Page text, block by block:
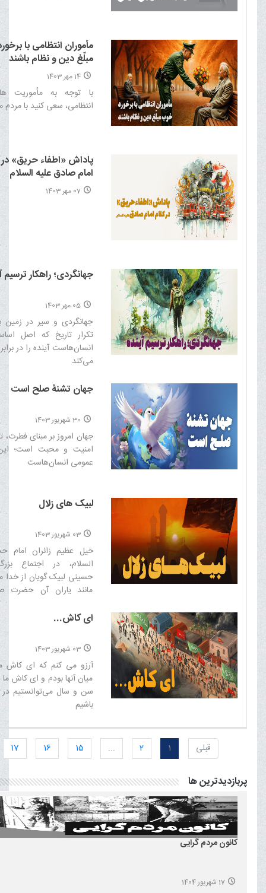
مأموران انتظامی با
مبلّغ دین و نظام باشند
14 مهر 1403
با توجه به مأموریت
انتظامی، سعی کنید با مردم
پاداش «اطفاء حریق» در
امام صادق علیه السلام
07 مهر 1403
جهانگردی؛ راهکار ترسیم
05 مهر 1403
جهانگردى و سیر در زمین
تکرار تاریخ که اصل
انسان‌هاست آینده را در
می‌کند‌
جهان تشنۀ صلح است
30 شهریور 1403
جهان امروز بر مبنای
امنیت و محبت است؛
عمومى انسان‌هاست‌
لبیک های زلال
03 شهریور 1403
خیل عظیم زائران امام
السلام، در اجتماع
حسینی لبیک گویان از خدا
مانند یاران آن حضرت
میدان حاضر شوند و در
آن حضرت و یاران ایشان
ای کاش...
03 شهریور 1403
آرزو می‌ کنم که ای
میان آنها بودم و ای کاش
سن و سال می‌توانستیم
باشیم‌
قبلی 1
2
...
15
16
17
پربازدیدترین ها
کانون مردم گرایی
17 شهریور 1404